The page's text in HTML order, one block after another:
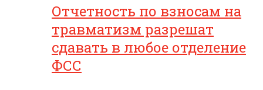
Отчетность по взносам на
травматизм разрешат
сдавать в любое отделение
ФСС